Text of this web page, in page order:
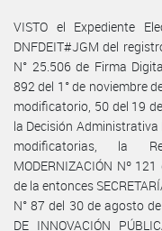
VISTO el Expediente
DNFDEIT#JGM del
N° 25.506 de Firma
892 del 1° de noviembre
modificatorio, 50 del 19
la Decisión
modificatorias, la
MODERNIZACIÓN Nº
de la entonces
N° 87 del 30 de agosto
DE INNOVACIÓN